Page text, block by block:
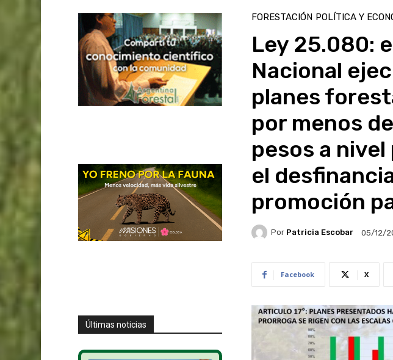
Últimas noticias
FORESTACIÓN POLÍTICA Y
Ley 25.080:
Nacional
planes
por menos
pesos a
el
promoción
Por Patricia Escobar 05/12/
Facebook X